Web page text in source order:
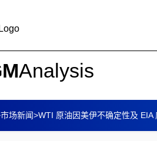
Analysis
市场新闻>WTI 原油因美伊不确定性及 EIA